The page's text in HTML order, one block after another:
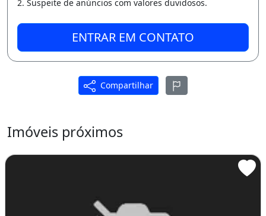
2. Suspeite de anúncios com valores duvidosos.
ENTRAR EM CONTATO
Compartilhar
Imóveis próximos